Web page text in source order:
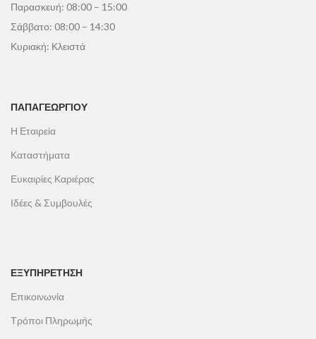
Παρασκευή: 08:00 – 15:00
Σάββατο: 08:00 – 14:30
Κυριακή: Κλειστά
ΠΑΠΑΓΕΩΡΓΊΟΥ
Η Εταιρεία
Καταστήματα
Ευκαιρίες Καριέρας
Ιδέες & Συμβουλές
ΕΞΥΠΗΡΕΤΗΣΗ
Επικοινωνία
Τρόποι Πληρωμής